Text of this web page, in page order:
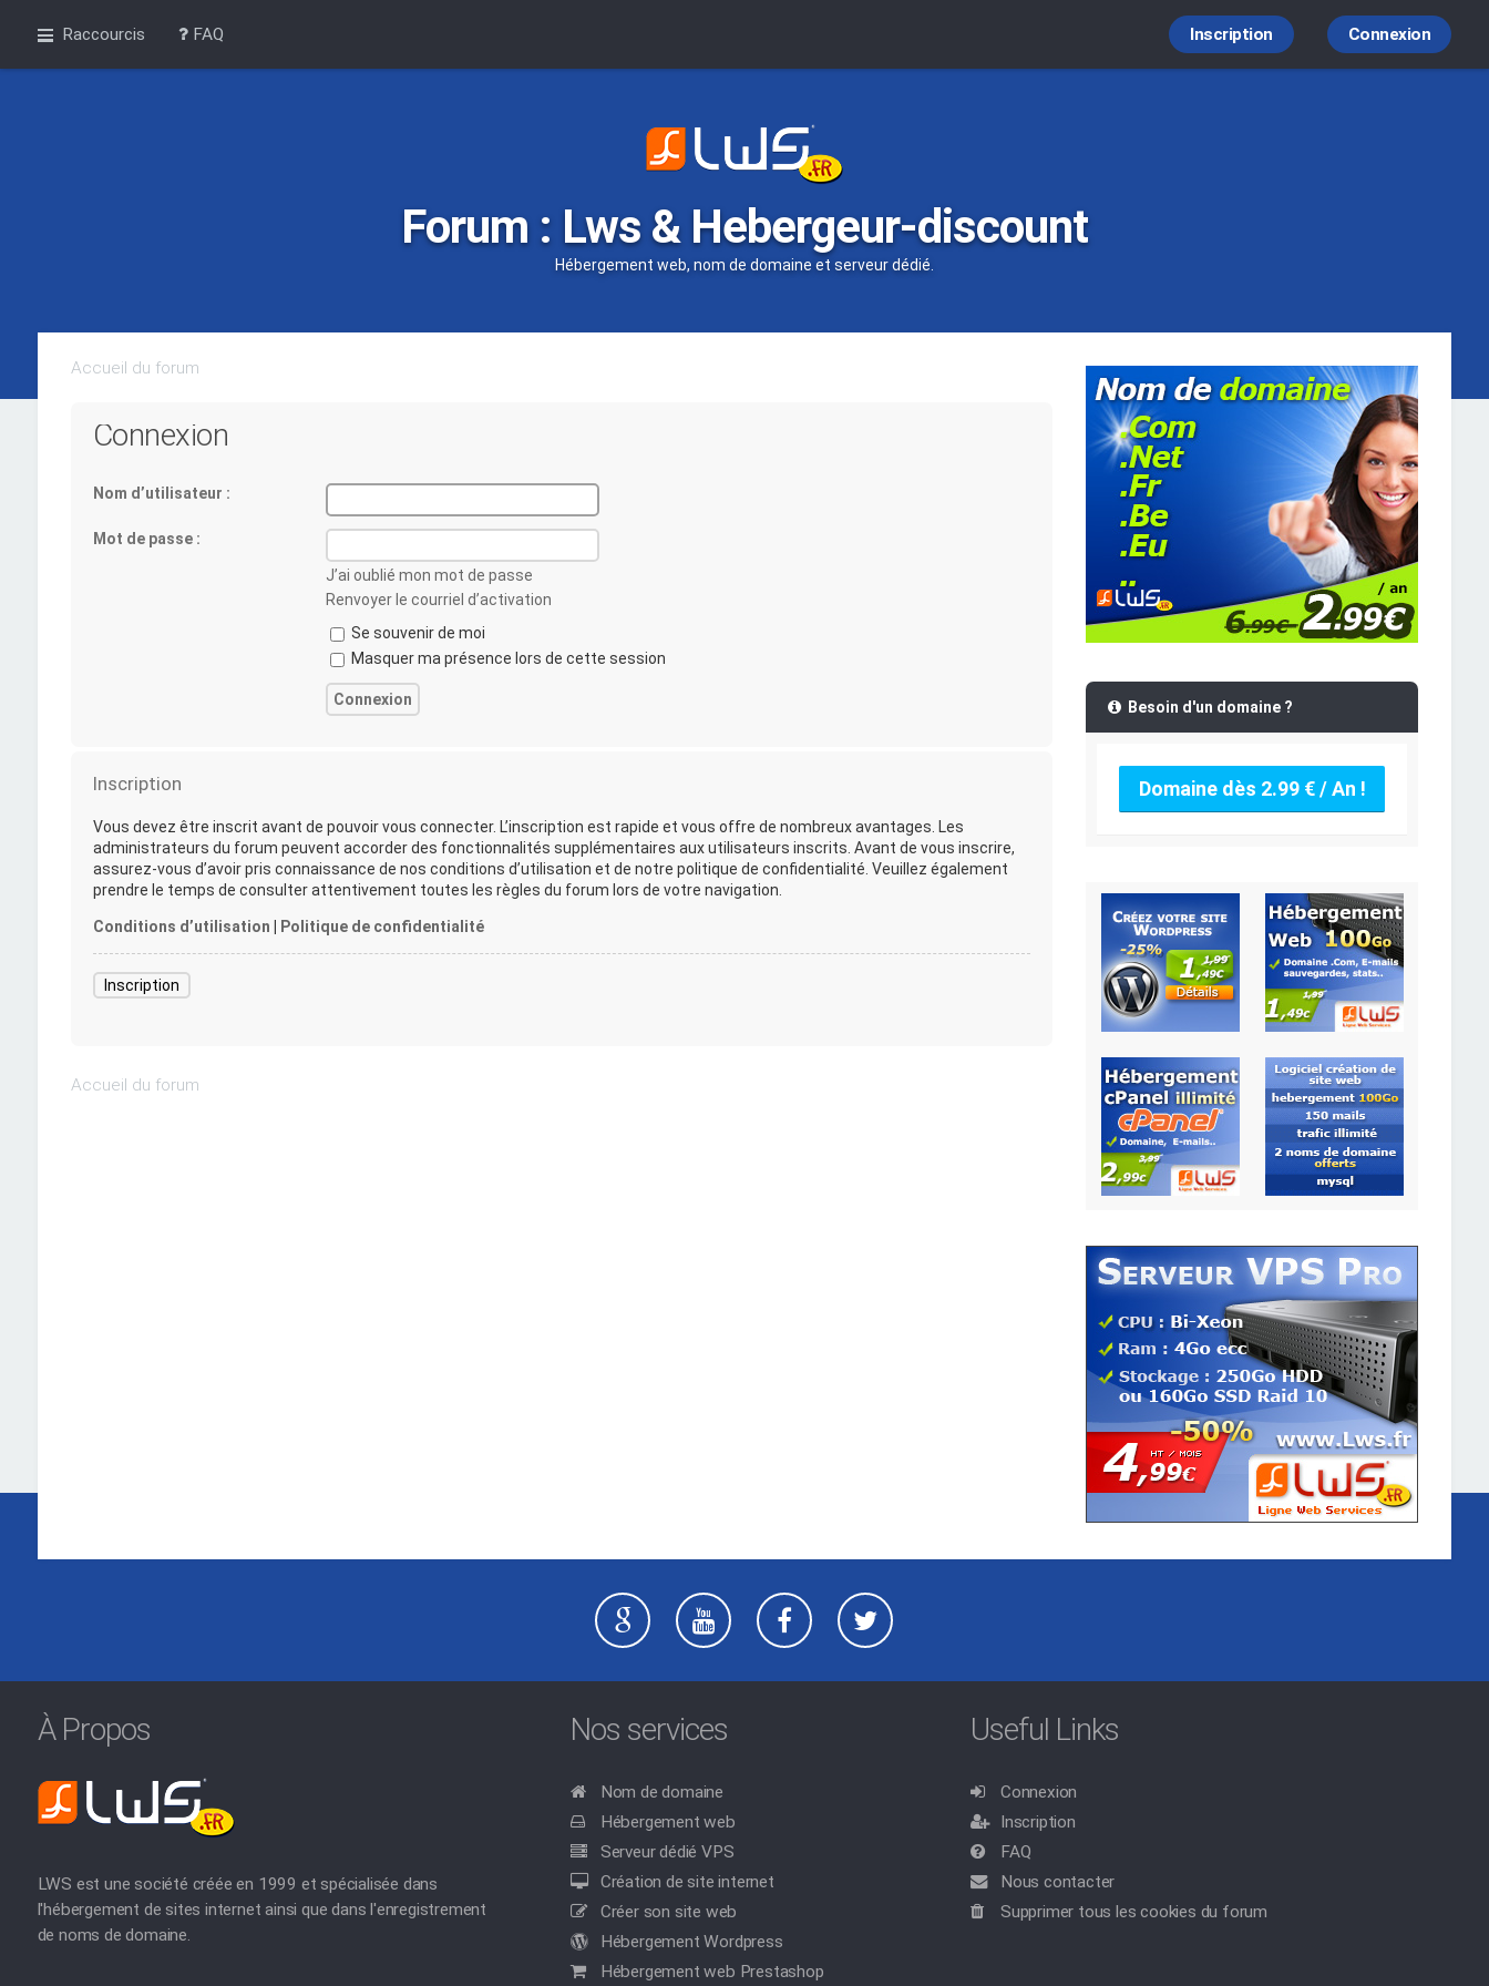
Raccourcis FAQ Connexion
Inscription
Forum : Lws & Hebergeur-discount
Hébergement web, nom de domaine et serveur dédié.
Accueil du forum
Connexion
Nom d’utilisateur :
Mot de passe :
J’ai oublié mon mot de passe
Renvoyer le courriel d’activation
Se souvenir de moi
Masquer ma présence lors de cette session
Inscription
Vous devez être inscrit avant de pouvoir vous connecter. L’inscription est rapide et vous offre de nombreux avantages. Les
administrateurs du forum peuvent accorder des fonctionnalités supplémentaires aux utilisateurs inscrits. Avant de vous inscrire,
assurez-vous d’avoir pris connaissance de nos conditions d’utilisation et de notre politique de confidentialité. Veuillez également
prendre le temps de consulter attentivement toutes les règles du forum lors de votre navigation.
Conditions d’utilisation Politique de confidentialité
Inscription
Accueil du forum
Besoin d'un domaine ?
Domaine dès 2.99 € / An !
À Propos
LWS est une société créée en 1999 et spécialisée dans
l'hébergement de sites internet ainsi que dans l'enregistrement
de noms de domaine.
Nos services
Nom de domaine
Hébergement web
Serveur dédié VPS
Création de site internet
Créer son site web
Hébergement Wordpress
Hébergement web Prestashop
Useful Links
Connexion
Inscription
FAQ
Nous contacter
Supprimer tous les cookies du forum